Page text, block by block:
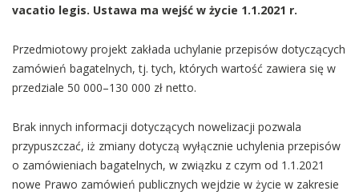
vacatio legis. Ustawa ma wejść w życie 1.1.2021 r.
Przedmiotowy projekt zakłada uchylanie przepisów dotyczących
zamówień bagatelnych, tj. tych, których wartość zawiera się w
przedziale 50 000–130 000 zł netto.
Brak innych informacji dotyczących nowelizacji pozwala
przypuszczać, iż zmiany dotyczą wyłącznie uchylenia przepisów
o zamówieniach bagatelnych, w związku z czym od 1.1.2021
nowe Prawo zamówień publicznych wejdzie w życie w zakresie